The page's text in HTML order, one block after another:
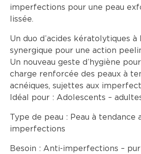
imperfections pour une peau
lissée.
Un duo d’acides kératolytiques à
synergique pour une action
Un nouveau geste d’hygiène
charge renforcée des peaux à
acnéiques, sujettes aux
Idéal pour : Adolescents –
Type de peau : Peau à tendance
imperfections
Besoin : Anti-imperfections –